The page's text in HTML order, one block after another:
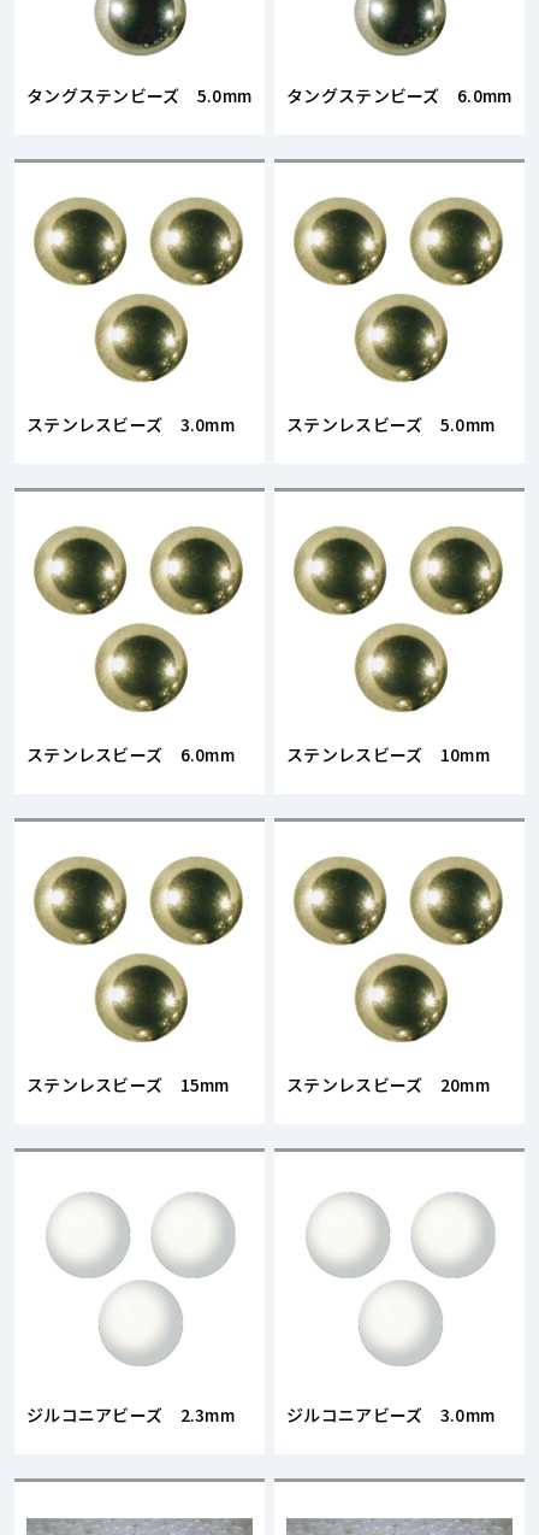
タングステンビーズ 5.0mm タングステンビーズ 6.0mm
ステンレスビーズ 3.0mm ステンレスビーズ 5.0mm
ステンレスビーズ 6.0mm ステンレスビーズ 10mm
ステンレスビーズ 15mm ステンレスビーズ 20mm
ジルコニアビーズ 2.3mm ジルコニアビーズ 3.0mm